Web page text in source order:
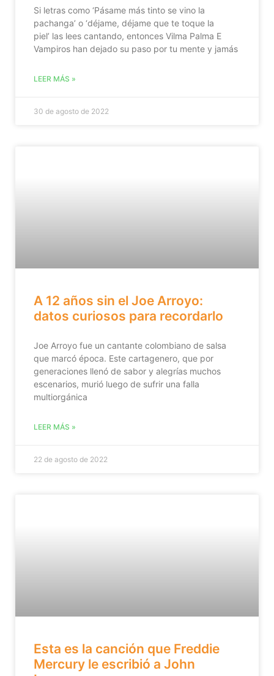
Si letras como ‘Pásame más tinto se vino la
pachanga’ o ‘déjame, déjame que te toque la
piel’ las lees cantando, entonces Vilma Palma E
Vampiros han dejado su paso por tu mente y jamás
LEER MÁS »
30 de agosto de 2022
A 12 años sin el Joe Arroyo:
datos curiosos para recordarlo
Joe Arroyo fue un cantante colombiano de salsa
que marcó época. Este cartagenero, que por
generaciones llenó de sabor y alegrías muchos
escenarios, murió luego de sufrir una falla
multiorgánica
LEER MÁS »
22 de agosto de 2022
Esta es la canción que Freddie
Mercury le escribió a John